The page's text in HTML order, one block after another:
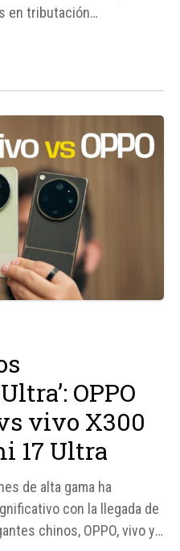
en tributación
tributaria en el país. El
OPPO
vivo X300
17 Ultra
de alta gama ha
con la llegada de
chinos, OPPO, vivo y